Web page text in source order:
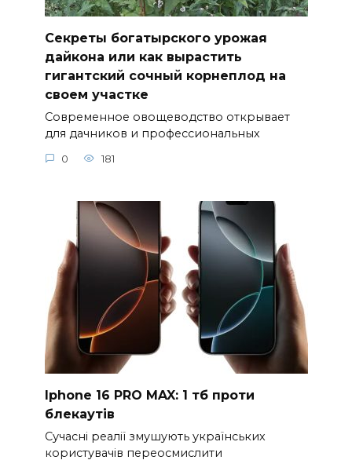
Секреты богатырского урожая
дайкона или как вырастить
гигантский сочный корнеплод на
своем участке
Современное овощеводство открывает
для дачников и профессиональных
0 181
Iphone 16 PRO MAX: 1 тб проти
блекаутів
Сучасні реалії змушують українських
користувачів переосмислити